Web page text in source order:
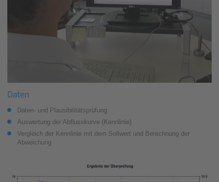
Daten
Daten- und Plausibilitätsprüfung
Auswertung der Abflusskurve (Kennlinie)
Vergleich der Kennlinie mit dem Sollwert und Berechnung der
Abweichung